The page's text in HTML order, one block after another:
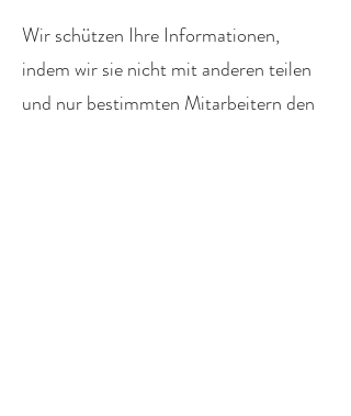
Wir schützen Ihre Informationen,
indem wir sie nicht mit anderen teilen
und nur bestimmten Mitarbeitern den